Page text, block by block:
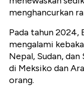
menghancurkan
Pada tahun 2024,
mengalami
Nepal, Sudan,
di Meksiko dan
orang.